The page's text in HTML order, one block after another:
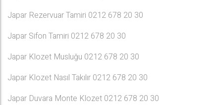
Japar Rezervuar Tamiri 0212 678 20 30
Japar Sifon Tamiri 0212 678 20 30
Japar Klozet Musluğu 0212 678 20 30
Japar Klozet Nasıl Takılır 0212 678 20 30
Japar Duvara Monte Klozet 0212 678 20 30